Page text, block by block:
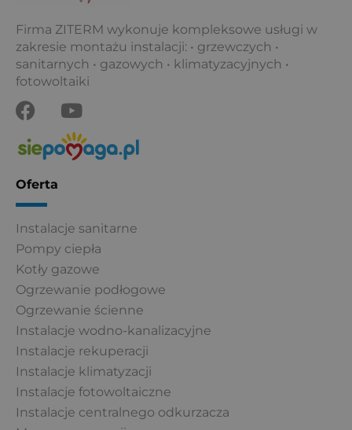
Firma ZITERM wykonuje kompleksowe usługi w
zakresie montażu instalacji: • grzewczych •
sanitarnych • gazowych • klimatyzacyjnych •
fotowoltaiki
F
a
c
e
b
o
k
Y
o
u
t
Oferta
Instalacje sanitarne
Pompy ciepła
Kotły gazowe
Ogrzewanie podłogowe
Ogrzewanie ścienne
Instalacje wodno-kanalizacyjne
Instalacje rekuperacji
Instalacje klimatyzacji
Instalacje fotowoltaiczne
Instalacje centralnego odkurzacza